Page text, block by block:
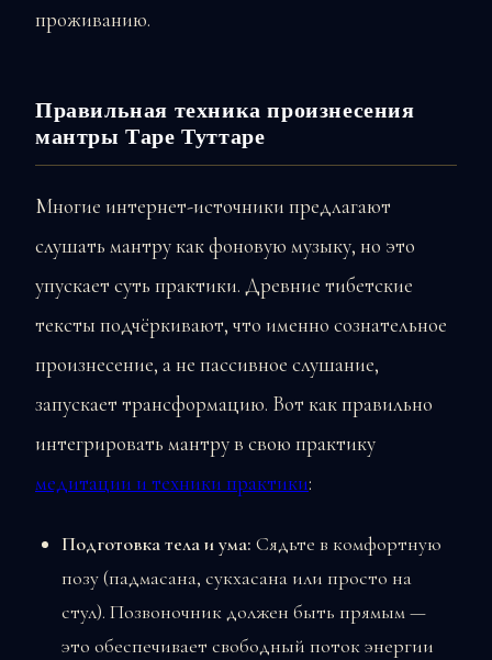
проживанию.
Правильная техника произнесения
мантры Таре Туттаре
Многие интернет-источники предлагают
слушать мантру как фоновую музыку, но это
упускает суть практики. Древние тибетские
тексты подчёркивают, что именно сознательное
произнесение, а не пассивное слушание,
запускает трансформацию. Вот как правильно
интегрировать мантру в свою практику
медитации и техники практики:
Подготовка тела и ума: Сядьте в комфортную
позу (падмасана, сукхасана или просто на
стул). Позвоночник должен быть прямым —
это обеспечивает свободный поток энергии